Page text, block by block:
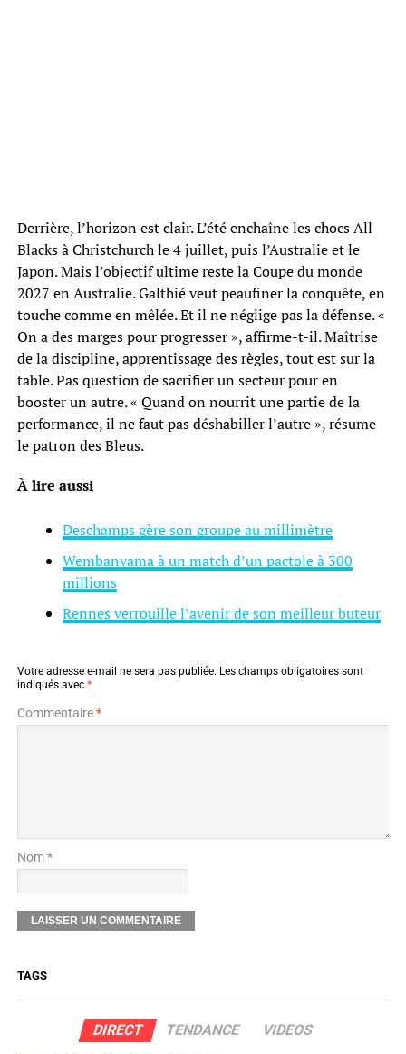
Derrière, l’horizon est clair. L’été enchaîne les chocs All
Blacks à Christchurch le 4 juillet, puis l’Australie et le
Japon. Mais l’objectif ultime reste la Coupe du monde
2027 en Australie. Galthié veut peaufiner la conquête, en
touche comme en mêlée. Et il ne néglige pas la défense. «
On a des marges pour progresser », affirme-t-il. Maîtrise
de la discipline, apprentissage des règles, tout est sur la
table. Pas question de sacrifier un secteur pour en
booster un autre. « Quand on nourrit une partie de la
performance, il ne faut pas déshabiller l’autre », résume
le patron des Bleus.
À lire aussi
Deschamps gère son groupe au millimètre
Wembanyama à un match d’un pactole à 300
millions
Rennes verrouille l’avenir de son meilleur buteur
Votre adresse e-mail ne sera pas publiée. Les champs obligatoires sont
indiqués avec *
Commentaire*
Nom *
TAGS
DIRECT TENDANCE VIDEOS